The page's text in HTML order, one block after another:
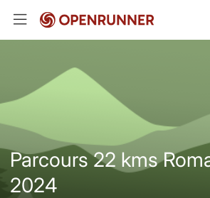
Parcours 22 kms
2024